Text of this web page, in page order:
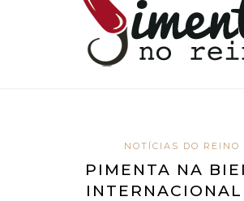
NOTÍCIAS DO REINO
PIMENTA NA